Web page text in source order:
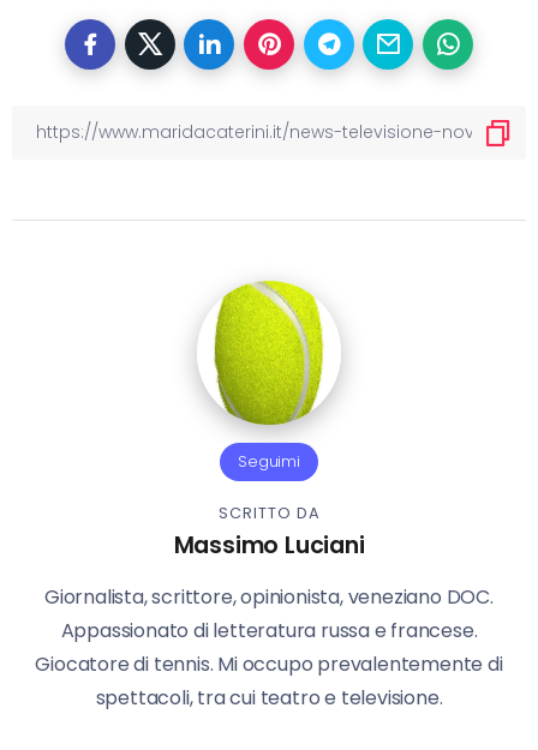
Seguimi
SCRITTO DA
Massimo Luciani
Giornalista, scrittore, opinionista, veneziano DOC.
Appassionato di letteratura russa e francese.
Giocatore di tennis. Mi occupo prevalentemente di
spettacoli, tra cui teatro e televisione.